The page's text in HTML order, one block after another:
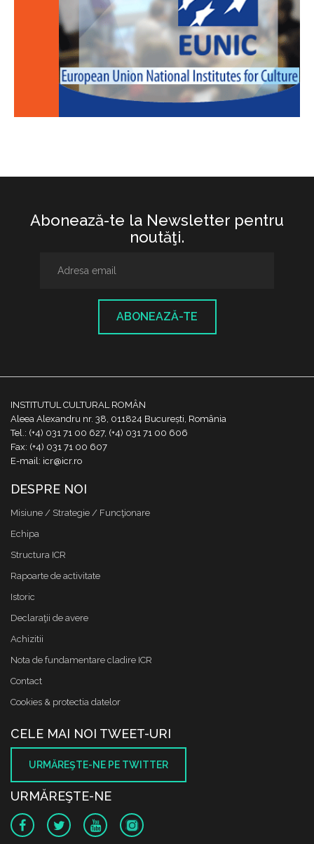
Abonează-te la Newsletter pentru
noutăţi.
ABONEAZĂ-TE
INSTITUTUL CULTURAL ROMÂN
Aleea Alexandru nr. 38, 011824 București, România
Tel.: (+4) 031 71 00 627, (+4) 031 71 00 606
Fax: (+4) 031 71 00 607
E-mail: icr@icr.ro
DESPRE NOI
Misiune / Strategie / Funcţionare
Echipa
Structura ICR
Rapoarte de activitate
Istoric
Declaraţii de avere
Achizitii
Nota de fundamentare cladire ICR
Contact
Cookies & protectia datelor
CELE MAI NOI TWEET-URI
URMĂREŞTE-NE PE TWITTER
URMĂREŞTE-NE